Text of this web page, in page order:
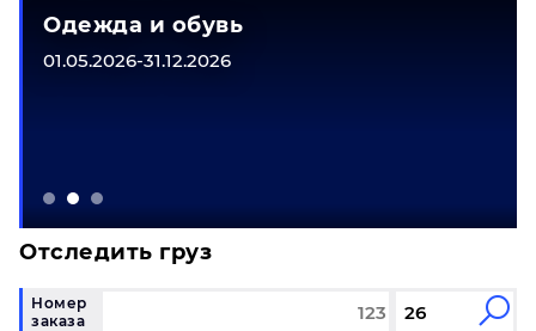
Одежда и обувь
01.05.2026-31.12.2026
Отследить груз
Номер
заказа